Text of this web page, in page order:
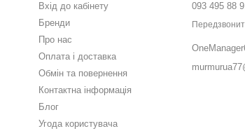
Вхід до кабінету
Бренди
Про нас
Оплата і доставка
Обмін та повернення
Контактна інформація
Блог
Угода користувача
093 495 88